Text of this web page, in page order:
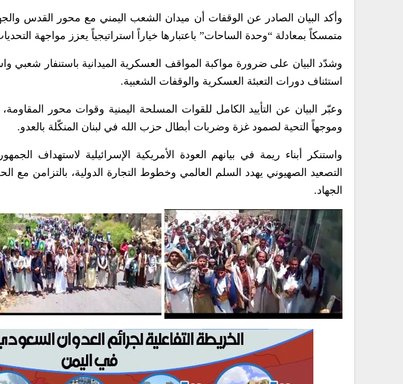
وأكد البيان الصادر عن الوقفات أن ميدان الشعب اليمني مع محور القدس
متمسكاً بمعادلة “وحدة الساحات” باعتبارها خياراً استراتيجياً يعزز مواجهة
وشدّد البيان على ضرورة مواكبة المواقف العسكرية الميدانية باستنفار شعبي
استئناف دورات التعبئة العسكرية والوقفات الشعبية.
وعبّر البيان عن التأييد الكامل للقوات المسلحة اليمنية وقوات محور المقاومة،
وموجهاً التحية لصمود غزة وضربات أبطال حزب الله في لبنان المنكّلة بالعدو.
واستنكر أبناء ريمة في بيانهم العودة الأمريكية الإسرائيلية لاستهداف
التصعيد الصهيوني يهدد السلم العالمي وخطوط التجارة الدولية، بالتزامن
الجهاد.